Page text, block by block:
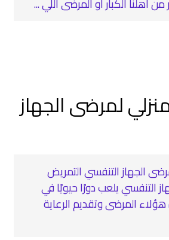
لمرضى الجهاز
الجهاز التنفسي التمريض
التنفسي يلعب دورًا حيويًا في
المرضى وتقديم الرعاية